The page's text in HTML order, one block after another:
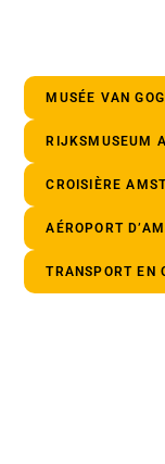
MUSÉE VAN
RIJKSMUSEUM
CROISIÈRE
AÉROPORT
TRANSPORT EN